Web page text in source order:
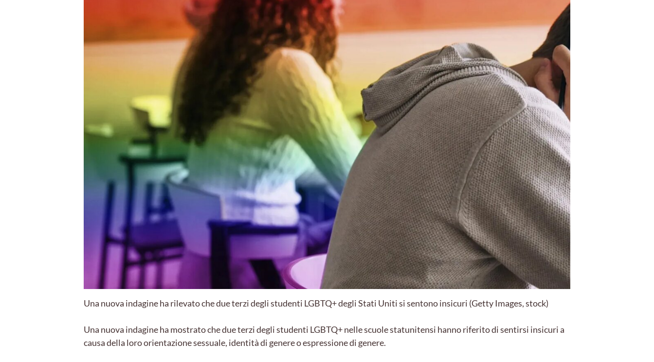
Una nuova indagine ha rilevato che due terzi degli studenti LGBTQ+ degli Stati Uniti si sentono insicuri (Getty Images, stock)
Una nuova indagine ha mostrato che due terzi degli studenti LGBTQ+ nelle scuole statunitensi hanno riferito di sentirsi insicuri a
causa della loro orientazione sessuale, identità di genere o espressione di genere.